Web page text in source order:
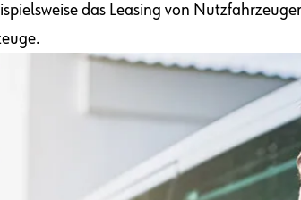
das Leasing von